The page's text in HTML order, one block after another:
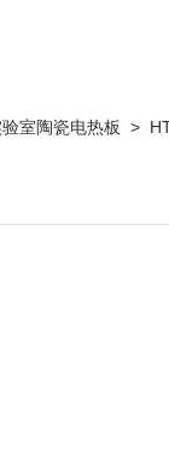
验室陶瓷电热板 >